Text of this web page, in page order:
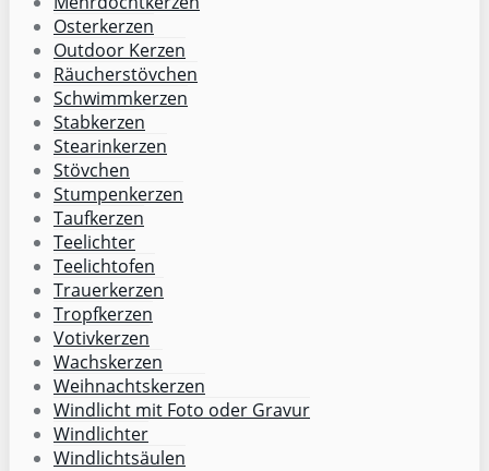
Osterkerzen
Outdoor Kerzen
Räucherstövchen
Schwimmkerzen
Stabkerzen
Stearinkerzen
Stövchen
Stumpenkerzen
Taufkerzen
Teelichter
Teelichtofen
Trauerkerzen
Tropfkerzen
Votivkerzen
Wachskerzen
Weihnachtskerzen
Windlicht mit Foto oder Gravur
Windlichter
Windlichtsäulen